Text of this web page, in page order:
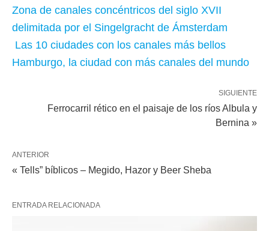
Zona de canales concéntricos del siglo XVII
delimitada por el Singelgracht de Ámsterdam
Las 10 ciudades con los canales más bellos
Hamburgo, la ciudad con más canales del mundo
SIGUIENTE
Ferrocarril rético en el paisaje de los ríos Albula y
Bernina »
ANTERIOR
« Tells” bíblicos – Megido, Hazor y Beer Sheba
ENTRADA RELACIONADA